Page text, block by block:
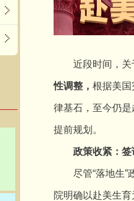
近段时间，关于
性调整 ， 根据美国
律基石，至今仍
提前规划。
政策收紧：
尽管“落地生”政
院明确以赴美生